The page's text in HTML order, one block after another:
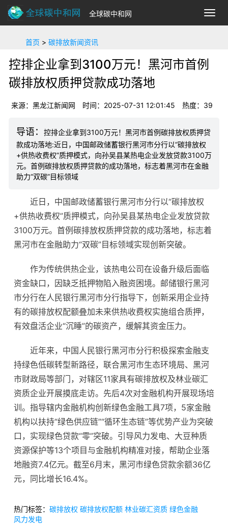
切
换
全球碳中和网
首页 > 碳排放新闻资讯
控排企业拿到3100万元！黑河市首例
碳排放权质押贷款成功落地
来源：黑龙江新闻网 时间：2025-07-31 12:01:45 热度： 39
控排企业拿到3100万元！黑河市首例碳排放权质押贷
款成功落地:近日，中国邮政储蓄银行黑河市分行以“碳排放权
+供热收费权”质押模式，向孙吴县某热电企业发放贷款3100万
元。首例碳排放权质押贷款的成功落地，标志着黑河市在金融
助力“双碳”目标领域
近日，中国邮政储蓄银行黑河市分行以“碳排放权
+供热收费权”质押模式，向孙吴县某热电企业发放贷款
3100万元。首例碳排放权质押贷款的成功落地，标志着
黑河市在金融助力“双碳”目标领域实现创新突破。
作为传统供热企业，该热电公司在设备升级后面临
资金缺口，因缺乏抵押物陷入融资困境。邮储银行黑河
市分行在人民银行黑河市分行指导下，创新采用企业持
有的碳排放权配额叠加未来供热收费权实施组合质押，
有效盘活企业“沉睡”的碳资产，缓解其资金压力。
近年来，中国人民银行黑河市分行积极探索金融支
持绿色低碳转型新路径，联合黑河市生态环境局、黑河
市财政局等部门，对辖区11家具有碳排放权及林业碳汇
资质企业开展摸底走访。先后4次对金融机构开展现场培
训。指导辖内金融机构创新绿色金融工具7项，5家金融
机构以扶持“绿色供应链”“循环生态链”等优势产业为突破
口，实现绿色贷款“零”突破。引导风力发电、大豆种质
资源保护等13个项目与金融机构精准对接，帮助企业落
地融资7.4亿元。截至6月末，黑河市绿色贷款余额36亿
元，同比增长16.4%。
热门标签： 碳排放权 碳排放权配额 林业碳汇资质 绿色金融
风力发电